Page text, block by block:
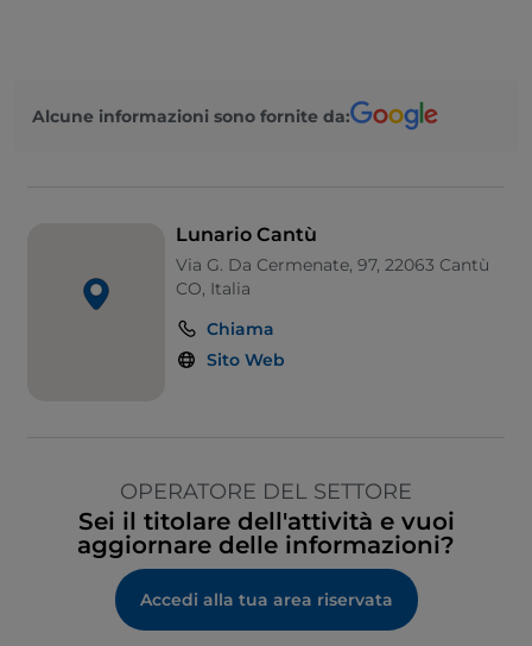
Alcune informazioni sono fornite da:
Lunario Cantù
Via G. Da Cermenate, 97, 22063 Cantù
CO, Italia
Chiama
Sito Web
OPERATORE DEL SETTORE
Sei il titolare dell'attività e vuoi
aggiornare delle informazioni?
Accedi alla tua area riservata